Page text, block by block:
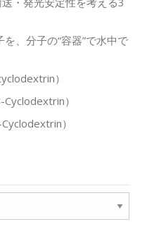
、分子の“容器”で水中で
）
）
）